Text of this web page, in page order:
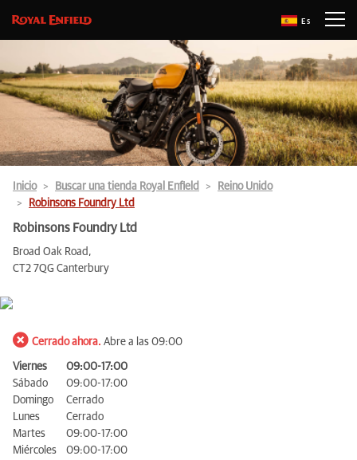
Es
Inicio Buscar una tienda Royal Enfield
Reino Unido
Robinsons Foundry Ltd
Robinsons Foundry Ltd
Broad Oak Road,
CT2 7QG Canterbury
Cerrado ahora. Abre a las 09:00
Viernes
09:00-17:00
Sábado
09:00-17:00
Domingo
Cerrado
Lunes
Cerrado
Martes
09:00-17:00
Miércoles
09:00-17:00